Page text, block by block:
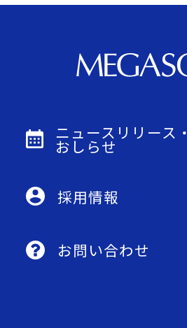
ニュースリリース・
おしらせ
採用情報
お問い合わせ